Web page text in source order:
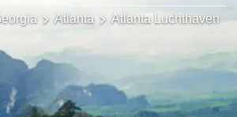
Atlanta Atlanta Luchthaven